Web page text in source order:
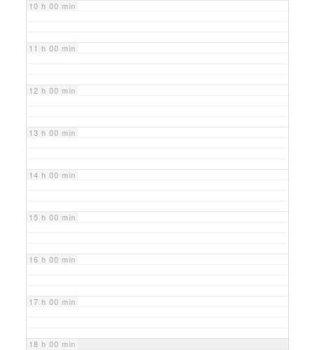
10 h 00 min
11 h 00 min
12 h 00 min
13 h 00 min
14 h 00 min
15 h 00 min
16 h 00 min
17 h 00 min
18 h 00 min